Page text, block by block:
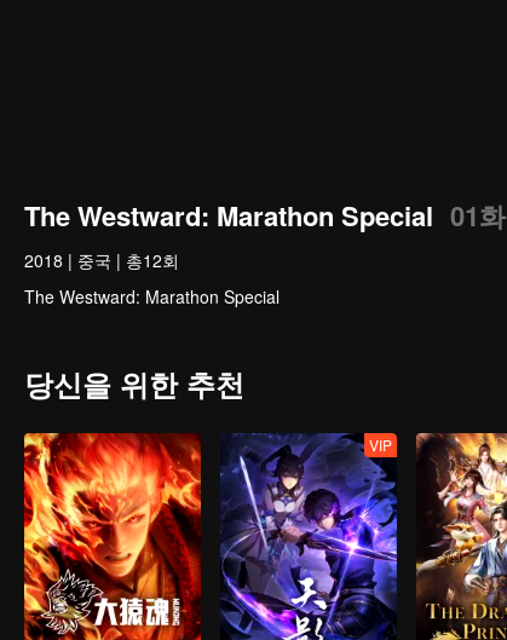
The Westward: Marathon Special 01화
2018 | 중국 | 총12회
The Westward: Marathon Special
당신을 위한 추천
VIP